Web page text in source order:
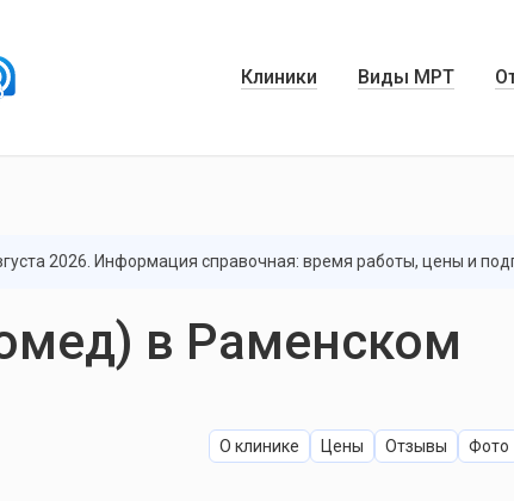
Клиники Виды МРТ
2026. Информация справочная: время работы, цены и
в Раменском
О клинике Цены Отзывы Фото